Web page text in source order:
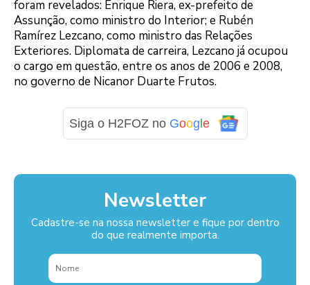
foram revelados: Enrique Riera, ex-prefeito de
Assunção, como ministro do Interior; e Rubén
Ramírez Lezcano, como ministro das Relações
Exteriores. Diplomata de carreira, Lezcano já ocupou
o cargo em questão, entre os anos de 2006 e 2008,
no governo de Nicanor Duarte Frutos.
Siga o H2FOZ no Google
Newsletter
Cadastre-se na nossa newsletter e fique por dentro
do que realmente importa.